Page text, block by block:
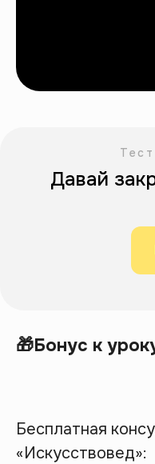
Давай
🎁Бонус к
Бесплатная
«Искусствовед»: